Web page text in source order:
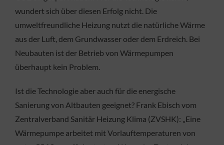
wundert sich über diesen Erfolg nicht. Die
umweltfreundliche Heizung nutzt die natürliche Wärme
aus der Luft, dem Grundwasser oder dem Erdreich. Bei
Neubauten ist der Betrieb von Wärmepumpen
überhaupt kein Problem.
Ist die Technologie aber auch für die energische
Sanierung von Altbauten geeignet? Frank Ebisch vom
Zentralverband Sanitär Heizung Klima (ZVSHK): „Eine
Wärmepumpe arbeitet mit Vorlauftemperaturen von